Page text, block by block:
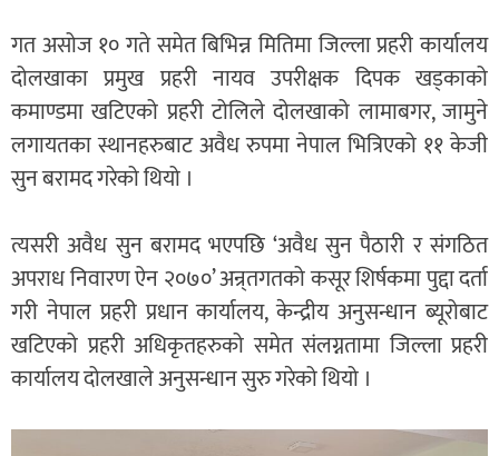
गत असोज १० गते समेत बिभिन्न मितिमा जिल्ला प्रहरी कार्यालय
दोलखाका प्रमुख प्रहरी नायव उपरीक्षक दिपक खड्काको
कमाण्डमा खटिएको प्रहरी टोलिले दोलखाको लामाबगर, जामुने
लगायतका स्थानहरुबाट अवैध रुपमा नेपाल भित्रिएको ११ केजी
सुन बरामद गरेको थियो ।
त्यसरी अवैध सुन बरामद भएपछि ‘अवैध सुन पैठारी र संगठित
अपराध निवारण ऐन २०७०’ अन्र्तगतको कसूर शिर्षकमा पुद्दा दर्ता
गरी नेपाल प्रहरी प्रधान कार्यालय, केन्द्रीय अनुसन्धान ब्यूरोबाट
खटिएको प्रहरी अधिकृतहरुको समेत संलग्नतामा जिल्ला प्रहरी
कार्यालय दोलखाले अनुसन्धान सुरु गरेको थियो ।